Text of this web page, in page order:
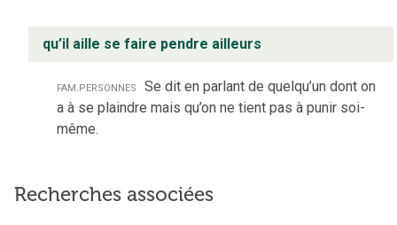
qu’il aille se faire pendre ailleurs
fam.personnes Se dit en parlant de quelqu’un dont on
a à se plaindre mais qu’on ne tient pas à punir soi-
même.
Recherches associées